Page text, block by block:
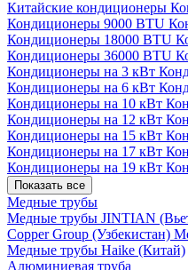
Китайские кондиционеры
Кондиционеры 9000 BTU
Кондиционеры 18000 BTU
Кондиционеры 36000 BTU
Кондиционеры на 3 кВт
Кондиционеры на 6 кВт
Кондиционеры на 10 кВт
Кондиционеры на 12 кВт
Кондиционеры на 15 кВт
Кондиционеры на 17 кВт
Кондиционеры на 19 кВт
Показать все
Медные трубы
Медные трубы JINTIAN
Copper Group (Узбекистан)
Медные трубы Haike (Китай)
Алюминиевая труба